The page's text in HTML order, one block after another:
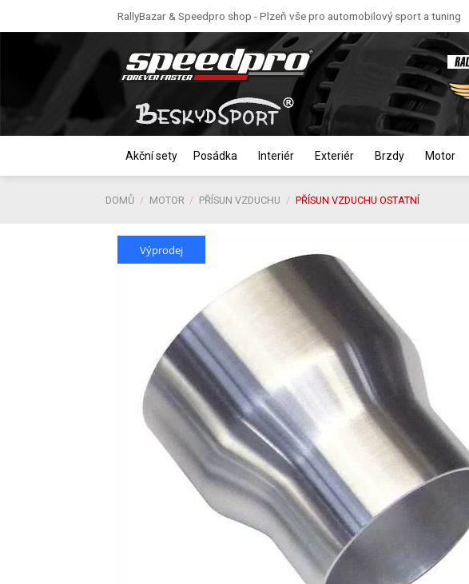
to
RallyBazar & Speedpro shop - Plzeň vše pro automobilový sport a tuning
Akční sety Posádka Interiér Exteriér Brzdy Motor
DOMŮ / MOTOR / PŘÍSUN VZDUCHU / PŘÍSUN VZDUCHU OSTATNÍ
Výprodej